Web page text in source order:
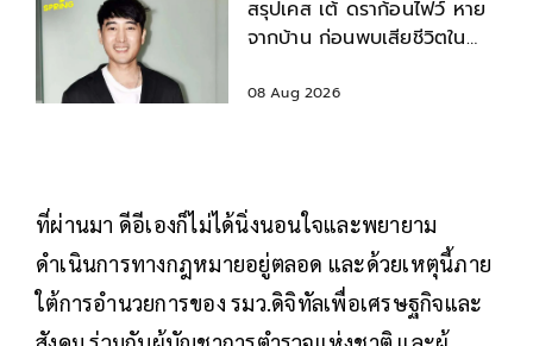
สรุปเคส เต้ ดราก้อนไฟว์ หาย
จากบ้าน ก่อนพบเสียชีวิตใน
08 Aug 2026
ที่ผ่านมา ดีอีเองก็ไม่ได้นิ่งนอนใจและพยายาม
ดำเนินการทางกฎหมายอยู่ตลอด และด้วยเหตุนี้ภาย
ใต้การอำนวยการของ รมว.ดิจิทัลเพื่อเศรษฐกิจและ